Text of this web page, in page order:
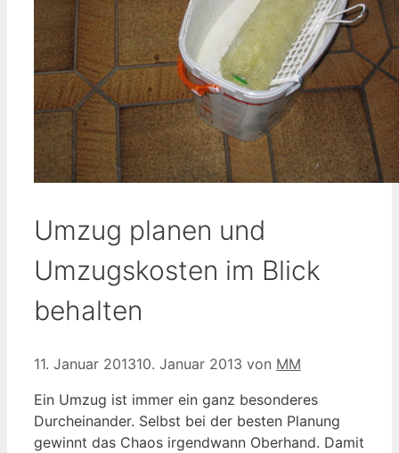
Umzug planen und
Umzugskosten im Blick
behalten
11. Januar 201310. Januar 2013 von MM
Ein Umzug ist immer ein ganz besonderes
Durcheinander. Selbst bei der besten Planung
gewinnt das Chaos irgendwann Oberhand. Damit